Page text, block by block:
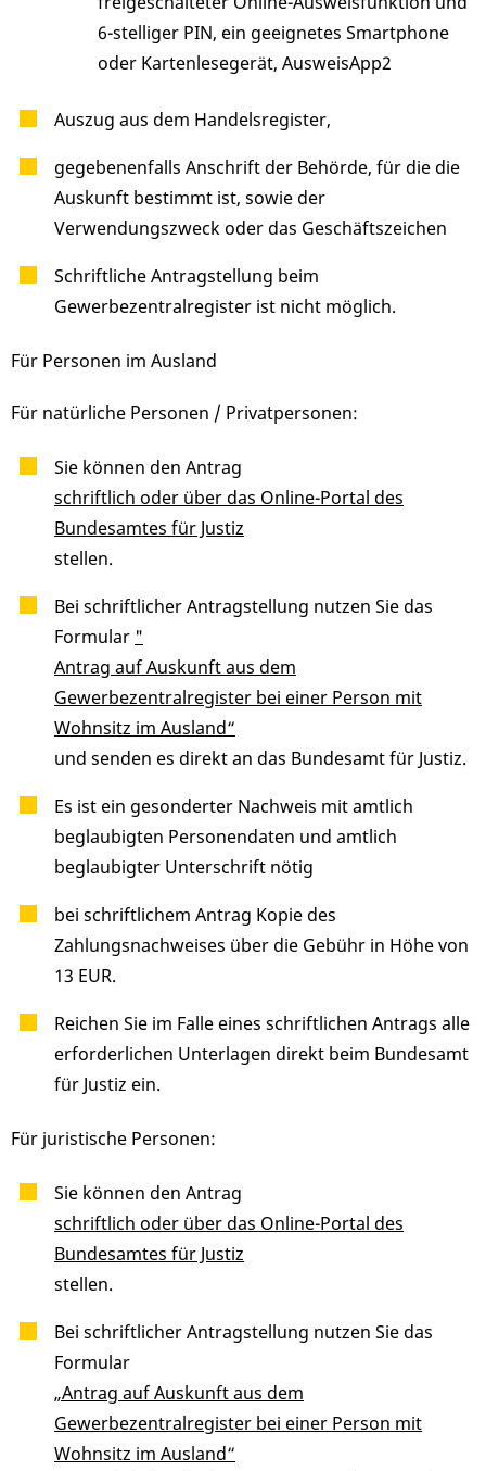
6-stelliger PIN, ein geeignetes Smartphone
oder Kartenlesegerät, AusweisApp2
Auszug aus dem Handelsregister,
gegebenenfalls Anschrift der Behörde, für die die
Auskunft bestimmt ist, sowie der
Verwendungszweck oder das Geschäftszeichen
Schriftliche Antragstellung beim
Gewerbezentralregister ist nicht möglich.
Für Personen im Ausland
Für natürliche Personen / Privatpersonen:
Sie können den Antrag
schriftlich oder über das Online-Portal des
Bundesamtes für Justiz
stellen.
Bei schriftlicher Antragstellung nutzen Sie das
Formular "
Antrag auf Auskunft aus dem
Gewerbezentralregister bei einer Person mit
Wohnsitz im Ausland“
und senden es direkt an das Bundesamt für Justiz.
Es ist ein gesonderter Nachweis mit amtlich
beglaubigten Personendaten und amtlich
beglaubigter Unterschrift nötig
bei schriftlichem Antrag Kopie des
Zahlungsnachweises über die Gebühr in Höhe von
13 EUR.
Reichen Sie im Falle eines schriftlichen Antrags alle
erforderlichen Unterlagen direkt beim Bundesamt
für Justiz ein.
Für juristische Personen:
Sie können den Antrag
schriftlich oder über das Online-Portal des
Bundesamtes für Justiz
stellen.
Bei schriftlicher Antragstellung nutzen Sie das
Formular
„Antrag auf Auskunft aus dem
Gewerbezentralregister bei einer Person mit
Wohnsitz im Ausland“